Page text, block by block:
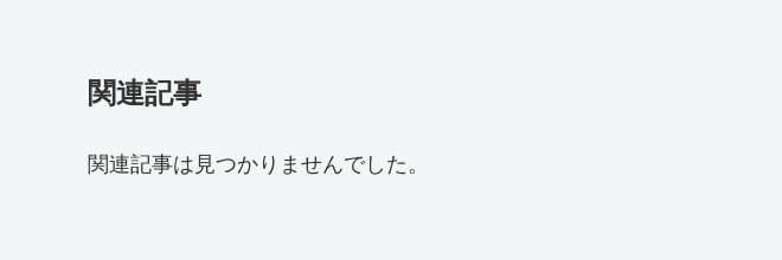
関連記事
関連記事は見つかりませんでした。